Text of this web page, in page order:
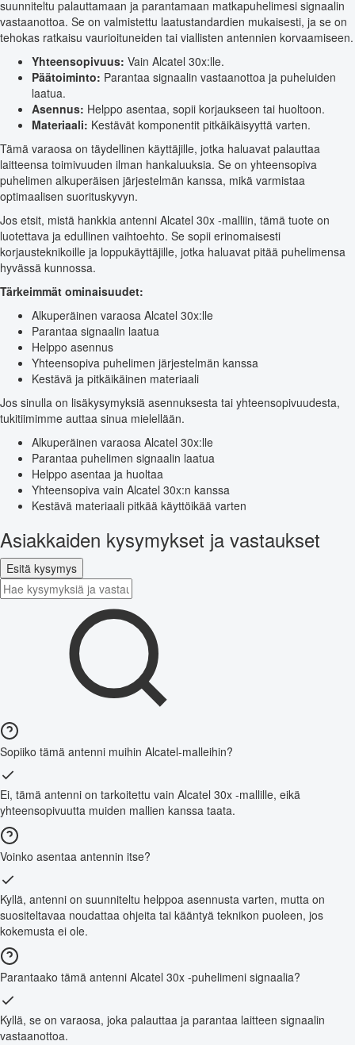
suunniteltu palauttamaan ja parantamaan matkapuhelimesi signaalin
vastaanottoa. Se on valmistettu laatustandardien mukaisesti, ja se on
tehokas ratkaisu vaurioituneiden tai viallisten antennien korvaamiseen.
Yhteensopivuus: Vain Alcatel 30x:lle.
Päätoiminto: Parantaa signaalin vastaanottoa ja puheluiden
laatua.
Asennus: Helppo asentaa, sopii korjaukseen tai huoltoon.
Materiaali: Kestävät komponentit pitkäikäisyyttä varten.
Tämä varaosa on täydellinen käyttäjille, jotka haluavat palauttaa
laitteensa toimivuuden ilman hankaluuksia. Se on yhteensopiva
puhelimen alkuperäisen järjestelmän kanssa, mikä varmistaa
optimaalisen suorituskyvyn.
Jos etsit, mistä hankkia antenni Alcatel 30x -malliin, tämä tuote on
luotettava ja edullinen vaihtoehto. Se sopii erinomaisesti
korjausteknikoille ja loppukäyttäjille, jotka haluavat pitää puhelimensa
hyvässä kunnossa.
Tärkeimmät ominaisuudet:
Alkuperäinen varaosa Alcatel 30x:lle
Parantaa signaalin laatua
Helppo asennus
Yhteensopiva puhelimen järjestelmän kanssa
Kestävä ja pitkäikäinen materiaali
Jos sinulla on lisäkysymyksiä asennuksesta tai yhteensopivuudesta,
tukitiimimme auttaa sinua mielellään.
Alkuperäinen varaosa Alcatel 30x:lle
Parantaa puhelimen signaalin laatua
Helppo asentaa ja huoltaa
Yhteensopiva vain Alcatel 30x:n kanssa
Kestävä materiaali pitkää käyttöikää varten
Asiakkaiden kysymykset ja vastaukset
Esitä kysymys
Sopiiko tämä antenni muihin Alcatel-malleihin?
Ei, tämä antenni on tarkoitettu vain Alcatel 30x -mallille, eikä
yhteensopivuutta muiden mallien kanssa taata.
Voinko asentaa antennin itse?
Kyllä, antenni on suunniteltu helppoa asennusta varten, mutta on
suositeltavaa noudattaa ohjeita tai kääntyä teknikon puoleen, jos
kokemusta ei ole.
Parantaako tämä antenni Alcatel 30x -puhelimeni signaalia?
Kyllä, se on varaosa, joka palauttaa ja parantaa laitteen signaalin
vastaanottoa.